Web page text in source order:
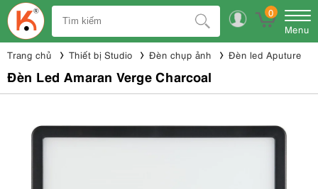
0
Menu
Trang chủ Thiết bị Studio Đèn chụp ảnh Đèn led Aputure
Đèn Led Amaran Verge Charcoal